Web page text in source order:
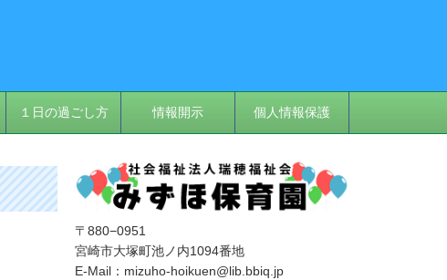
１日の過ごし方 情報開示 個人情報保護
〒880−0951
宮崎市大塚町池ノ内1094番地
E‐Mail：mizuho-hoikuen@lib.bbiq.jp